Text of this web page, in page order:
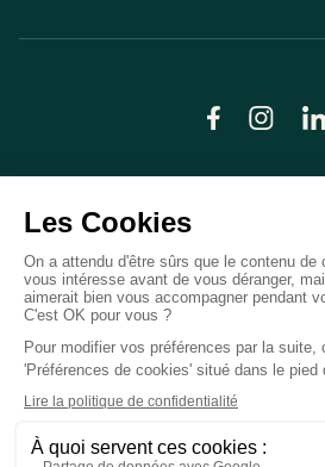
© LN CARE 2026
Politique de
Conditions générales
Plan du site
Crédits photos